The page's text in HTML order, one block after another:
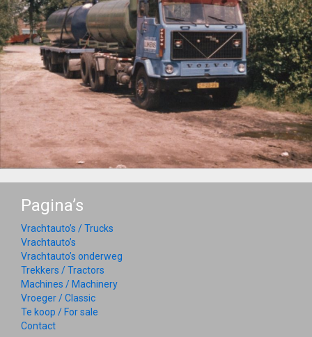
Pagina’s
Vrachtauto’s / Trucks
Vrachtauto’s
Vrachtauto’s onderweg
Trekkers / Tractors
Machines / Machinery
Vroeger / Classic
Te koop / For sale
Contact